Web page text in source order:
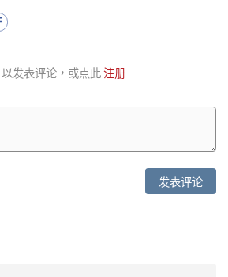
以发表评论，或点此注册
发表评论